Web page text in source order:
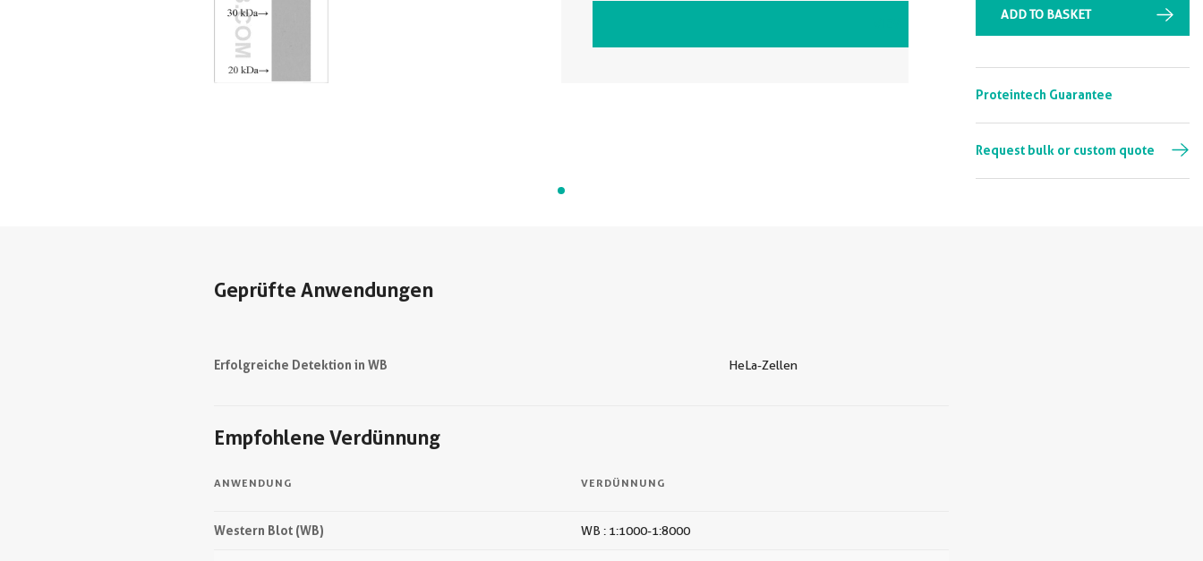
VIEW ALL IMAGES (1)
ADD TO BASKET
Proteintech Guarantee
Request bulk or custom quote
Geprüfte Anwendungen
Erfolgreiche Detektion in WB HeLa-Zellen
Empfohlene Verdünnung
ANWENDUNG VERDÜNNUNG
Western Blot (WB) WB : 1:1000-1:8000